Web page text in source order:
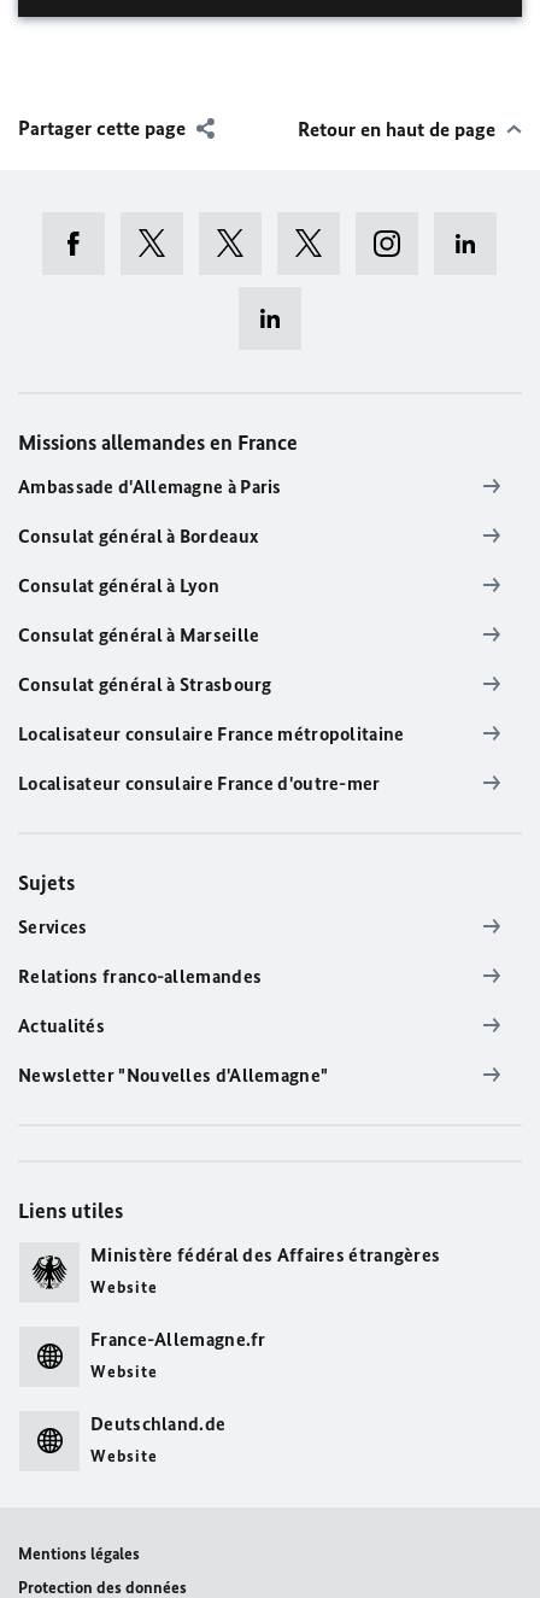
Partager cette page Retour en haut de page
Missions allemandes en France
Ambassade d'Allemagne à Paris
Consulat général à Bordeaux
Consulat général à Lyon
Consulat général à Marseille
Consulat général à Strasbourg
Localisateur consulaire France métropolitaine
Localisateur consulaire France d'outre-mer
Sujets
Services
Relations franco-allemandes
Actualités
Newsletter "Nouvelles d'Allemagne"
Liens utiles
Ministère fédéral des Affaires étrangères
Website
France-Allemagne.fr
Website
Deutschland.de
Website
Mentions légales
Protection des données